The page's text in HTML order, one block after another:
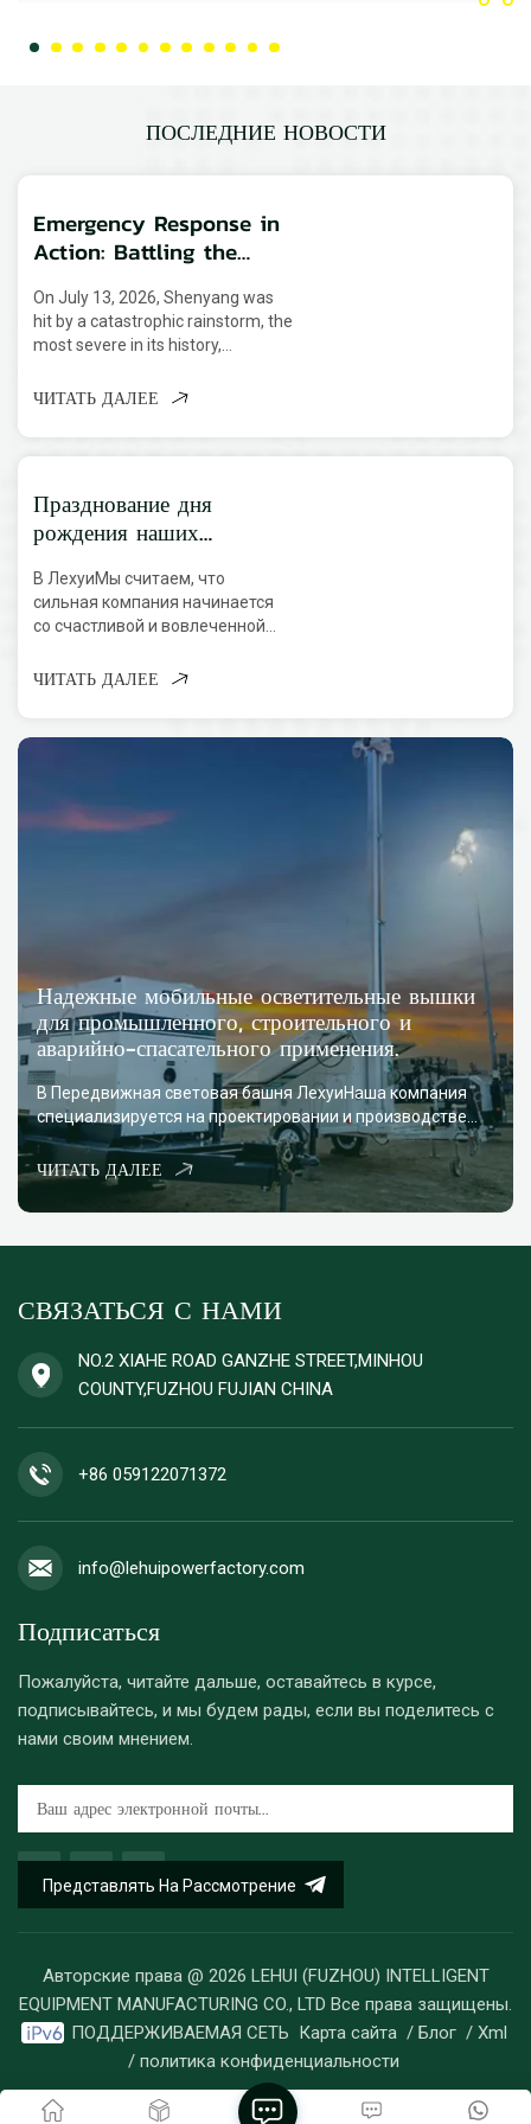
аккумулятором и светодиодными лампами мощностью
ПОСЛЕДНИЕ НОВОСТИ
Emergency Response in
Action: Battling the
Shenyang
On July 13, 2026, Shenyang was
hit by a catastrophic rainstorm, the
most severe in its history,
emergency alert. The extreme
forces of Typhoon "Bavi" and a
overflow its ban...
ЧИТАТЬ ДАЛЕЕ
Празднование дня
рождения наших
ежемесячные встречи в
честь дня рождения
командный дух.
В ЛехуиМы считаем, что
сильная компания начинается
со счастливой и вовлеченной
организуем специальные
для наших сотрудников,
просто праздничное событие, а
ЧИТАТЬ ДАЛЕЕ
Надежные мобильные осветительные вышки
для промышленного, строительного и
аварийно-спасательного применения.
В Передвижная световая башня ЛехуиНаша компания
специализируется на проектировании и производстве
высокоэффективных мобильных осветительных вышек,
разработанных для самых сложных условий
эксплуатации по всему миру. Обладая более чем
десятилетним опытом, наш завод объединяет
ЧИТАТЬ ДАЛЕЕ
СВЯЗАТЬСЯ С НАМИ
NO.2 XIAHE ROAD GANZHE STREET,MINHOU
COUNTY,FUZHOU FUJIAN CHINA
+86 059122071372
info@lehuipowerfactory.com
Подписаться
Пожалуйста, читайте дальше, оставайтесь в курсе,
подписывайтесь, и мы будем рады, если вы поделитесь с
нами своим мнением.
Представлять На Рассмотрение
Авторские права @ 2026 LEHUI (FUZHOU) INTELLIGENT
EQUIPMENT MANUFACTURING CO., LTD Все права защищены.
ПОДДЕРЖИВАЕМАЯ СЕТЬ Карта сайта / Блог / Xml
/ политика конфиденциальности